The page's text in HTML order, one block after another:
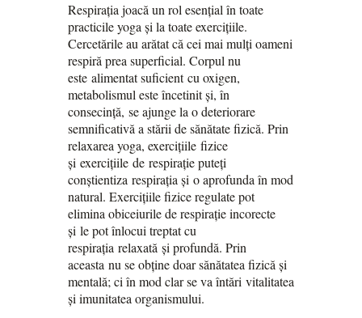
Respirația joacă un rol esențial în toate
practicile yoga și la toate exercițiile.
Cercetările au arătat că cei mai mulți oameni
respiră prea superficial. Corpul nu
este alimentat suficient cu oxigen,
metabolismul este încetinit și, în
consecință, se ajunge la o deteriorare
semnificativă a stării de sănătate fizică. Prin
relaxarea yoga, exercițiile fizice
și exercițiile de respirație puteți
conștientiza respirația și o aprofunda în mod
natural. Exercițiile fizice regulate pot
elimina obiceiurile de respirație incorecte
și le pot înlocui treptat cu
respirația relaxată și profundă. Prin
aceasta nu se obține doar sănătatea fizică și
mentală; ci în mod clar se va întări vitalitatea
și imunitatea organismului.